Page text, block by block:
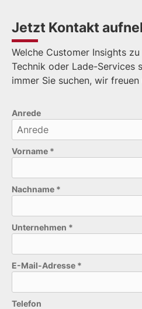
Jetzt Kontakt
Welche Customer Insights
Technik oder Lade-Services
immer Sie suchen, wir
Anrede
Vorname *
Nachname *
Unternehmen *
E-Mail-Adresse *
Telefon